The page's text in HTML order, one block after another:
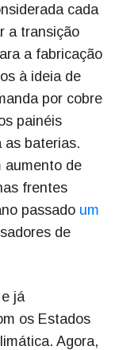
cada
a transição
a fabricação
à ideia de
por cobre
painéis
baterias.
aumento de
frentes
passado um
de
já
os Estados
Agora,